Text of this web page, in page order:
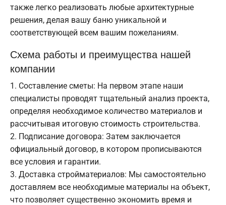
также легко реализовать любые архитектурные
решения, делая вашу баню уникальной и
соответствующей всем вашим пожеланиям.
Схема работы и преимущества нашей
компании
Составление сметы: На первом этапе наши
специалисты проводят тщательный анализ проекта,
определяя необходимое количество материалов и
рассчитывая итоговую стоимость строительства.
Подписание договора: Затем заключается
официальный договор, в котором прописываются
все условия и гарантии.
Доставка стройматериалов: Мы самостоятельно
доставляем все необходимые материалы на объект,
что позволяет существенно экономить время и